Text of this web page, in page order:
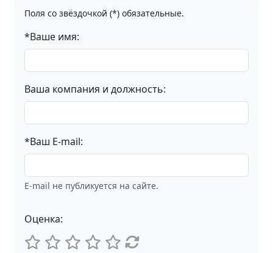
Поля со звёздочкой (*) обязательные.
*Ваше имя:
Ваша компания и должность:
*Ваш E-mail:
E-mail не публикуется на сайте.
Оценка: